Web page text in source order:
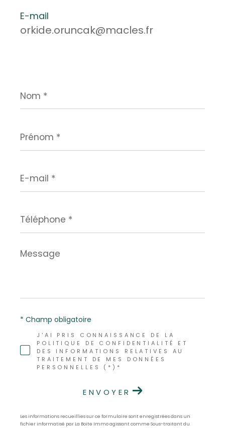
E-mail
orkide.oruncak@macles.fr
*
*
mail
*
*
Message
*
J'AI PRIS CONNAISSANCE DE LA
POLITIQUE DE CONFIDENTIALITÉ ET
DES INFORMATIONS RELATIVES AU
TRAITEMENT DE MES DONNÉES
PERSONNELLES (*)*
* Champ obligatoire
ENVOYER
Les informations recueillies sur ce formulaire sont enregistrées dans un
fichier informatisé par La Boite Immo agissant comme Sous-traitant du